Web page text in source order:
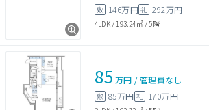
敷 146万円礼 292万円
4LDK/ 193.24㎡/5階
85 万円 /管理費なし
敷 85万円 礼 170万円